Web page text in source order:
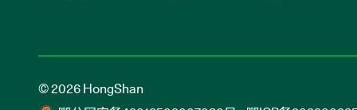
© 2026 HongShan